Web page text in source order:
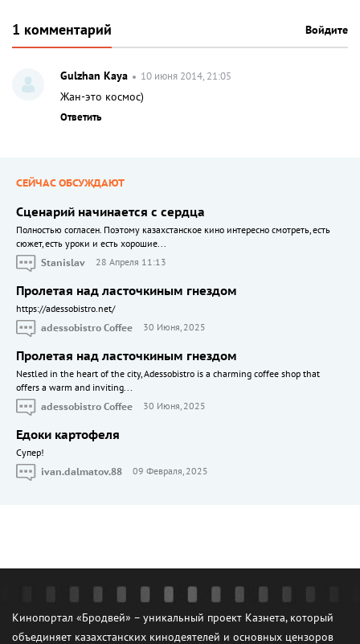
1 комментарий Войдите
Gulzhan Kaya 10 июня 2014, 21:05
Жан-это космос)
Ответить
СЕЙЧАС ОБСУЖДАЮТ
Сценарий начинается с сердца
Полностью согласен. Поэтому казахстанское кино интересно смотреть, есть
сюжет, есть уроки и есть хорошие...
Stanislav
28 Апреля 11:13
Пролетая над ласточкиным гнездом
https://adessobistro.net/
adessobistro Coffee
30 Июня, 2025
Пролетая над ласточкиным гнездом
Nestled in the heart of the city, Adessobistro is a charming coffee shop that
offers a warm and inviting...
adessobistro Coffee
30 Июня, 2025
Едоки картофеля
Cупер!
ivan.dalmatov.88
09 Февраля, 2025
Кинопортал «Бродвей» – уникальный проект Казнета, который
объединяет казахстанских кинодеятелей и основных цензоров